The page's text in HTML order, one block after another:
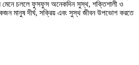
মেনে চললে ফুসফুস অনেকদিন সুস্থ, শক্তিশালী ও
মানুষ দীর্ঘ, সক্রিয় এবং সুস্থ জীবন উপভোগ করতে